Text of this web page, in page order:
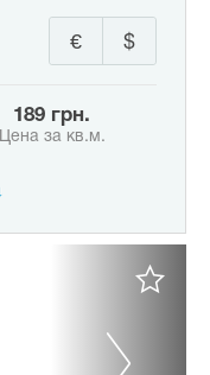
$
€
189 грн.
Цена за кв.м.